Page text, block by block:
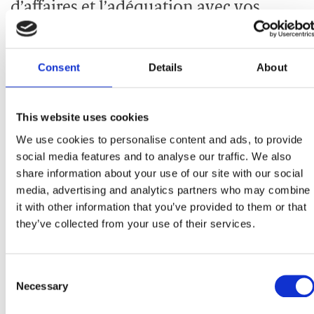
Consent Details About
This website uses cookies
We use cookies to personalise content and ads, to provide
social media features and to analyse our traffic. We also
share information about your use of our site with our social
media, advertising and analytics partners who may combine
it with other information that you’ve provided to them or that
they’ve collected from your use of their services.
Selection
Necessary
d’affaires et l’adéquation avec vos
objectifs
établies par le franchiseur. Cette façon de faire vise à garantir
homogènes d’un établissement à l’autre, un gage essentiel
de fidélisation de la clientèle.
Profitez de l’entretien pour poser toutes les questions que
vous pourriez avoir sur le modèle d’affaires et les politiques
opérationnelles, notamment sur les aspects qui vous
ultérieure. Faites preuve d’un maximum d’honnêteté quant à